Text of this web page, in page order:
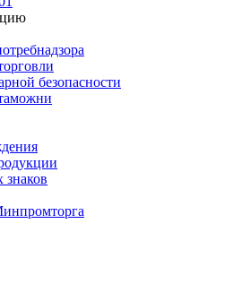
безопасности
знаков